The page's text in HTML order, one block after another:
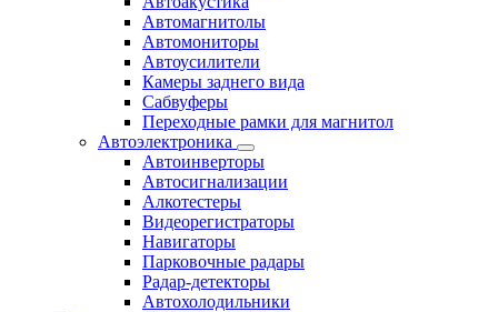
Автомагнитолы
Автомониторы
Автоусилители
Камеры заднего вида
Сабвуферы
Переходные рамки для магнитол
Автоэлектроника
Автоинверторы
Автосигнализации
Алкотестеры
Видеорегистраторы
Навигаторы
Парковочные радары
Радар-детекторы
Автохолодильники